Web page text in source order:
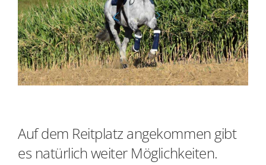
Auf dem Reitplatz angekommen gibt
es natürlich weiter Möglichkeiten.